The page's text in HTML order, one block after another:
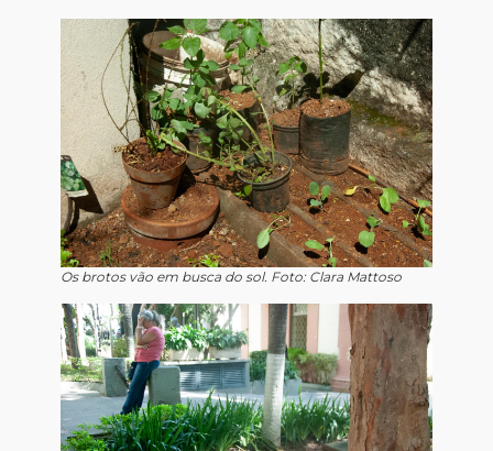
Os brotos vão em busca do sol. Foto: Clara Mattoso